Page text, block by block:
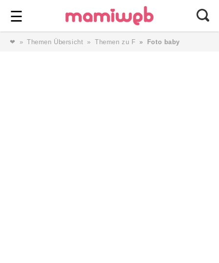
☰ ⎯ Wir lieben Familie ⎯
❤ Themen Übersicht Themen zu F Foto baby